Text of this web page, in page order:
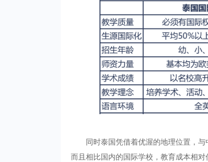
同时泰国凭借着优渥的地理位置，
而且相比国内的国际学校，教育成本相